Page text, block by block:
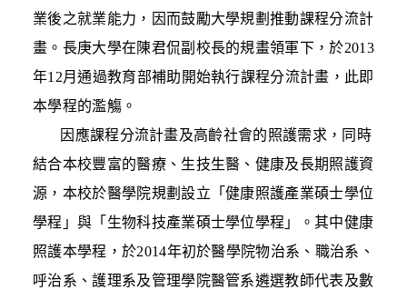
業後之就業能力，因而鼓勵大學規劃推動課程分流計
畫。長庚大學在陳君侃副校長的規畫領軍下，於2013
年12月通過教育部補助開始執行課程分流計畫，此即
本學程的濫觴。
因應課程分流計畫及高齡社會的照護需求，同時
結合本校豐富的醫療、生技生醫、健康及長期照護資
源，本校於醫學院規劃設立「健康照護產業碩士學位
學程」與「生物科技產業碩士學位學程」。其中健康
照護本學程，於2014年初於醫學院物治系、職治系、
呼治系、護理系及管理學院醫管系遴選教師代表及數